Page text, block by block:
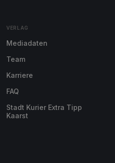
VERLAG
Mediadaten
Team
Karriere
FAQ
Stadt Kurier Extra Tipp
Kaarst